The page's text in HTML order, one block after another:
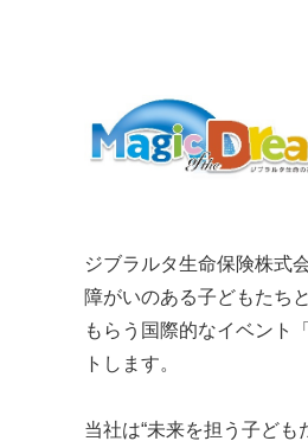
ジブラルタ生命保険株式
障がいのある子どもたち
もらう国際的なイベント
トします。
当社は“未来を担う子ど